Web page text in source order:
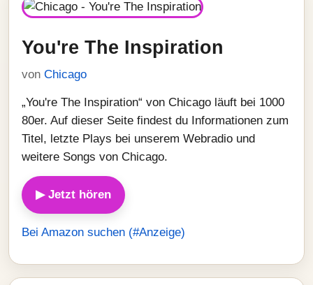
You're The Inspiration
von Chicago
„You're The Inspiration“ von Chicago läuft bei 1000
80er. Auf dieser Seite findest du Informationen zum
Titel, letzte Plays bei unserem Webradio und
weitere Songs von Chicago.
▶ Jetzt hören
Bei Amazon suchen (#Anzeige)